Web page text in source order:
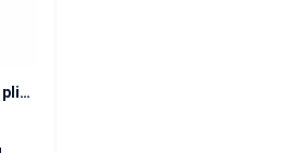
Canne T fantaisie Flore pliante